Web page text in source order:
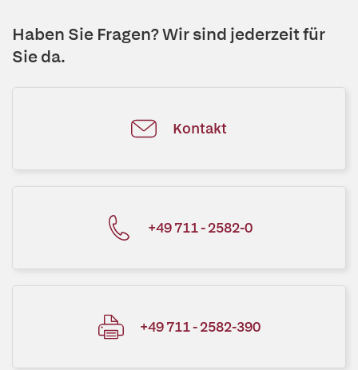
Haben Sie Fragen? Wir sind jederzeit für
Sie da.
Kontakt
+49 711 - 2582-0
+49 711 - 2582-390